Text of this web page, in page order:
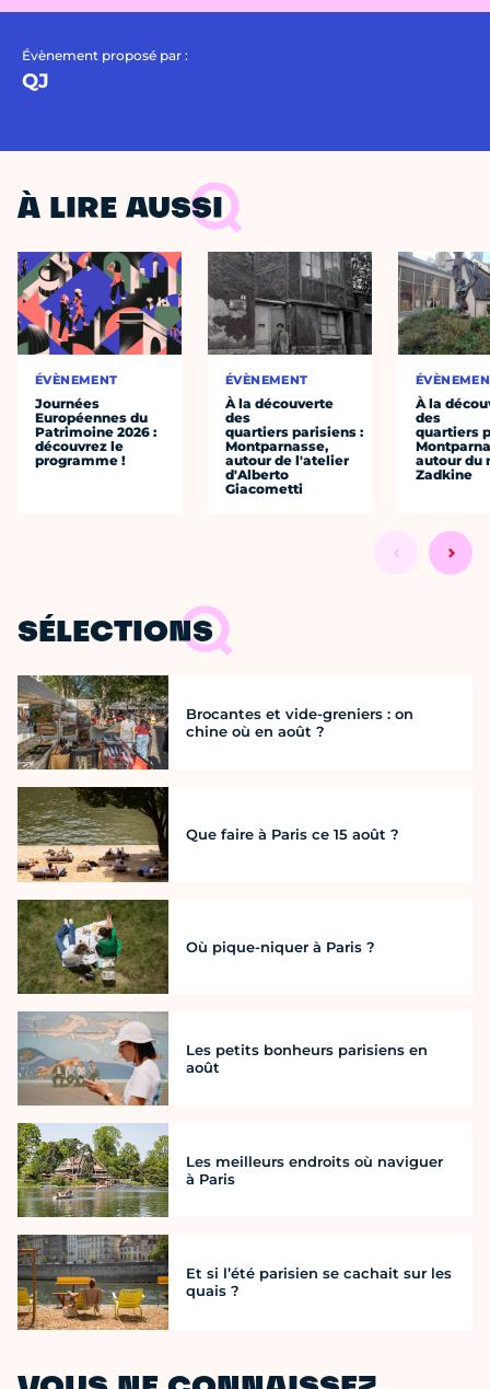
Évènement proposé par :
QJ
À LIRE AUSSI
ÉVÈNEMENT
Journées
Européennes du
Patrimoine 2026 :
découvrez le
programme !
ÉVÈNEMENT
À la découverte
des
quartiers parisiens :
Montparnasse,
autour de l'atelier
d'Alberto
Giacometti
À la
des
quartiers
autour du
Zadkine
SÉLECTIONS
Brocantes et vide-greniers : on
chine où en août ?
Que faire à Paris ce 15 août ?
Où pique-niquer à Paris ?
Les petits bonheurs parisiens en
août
Les meilleurs endroits où naviguer
à Paris
Et si l’été parisien se cachait sur les
quais ?